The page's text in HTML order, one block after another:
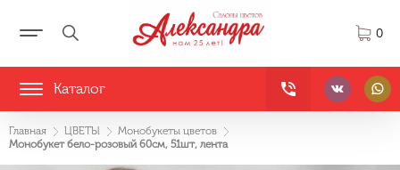
0
Каталог
Главная ЦВЕТЫ
Монобукеты цветов
Монобукет бело-розовый 60см, 51шт, лента